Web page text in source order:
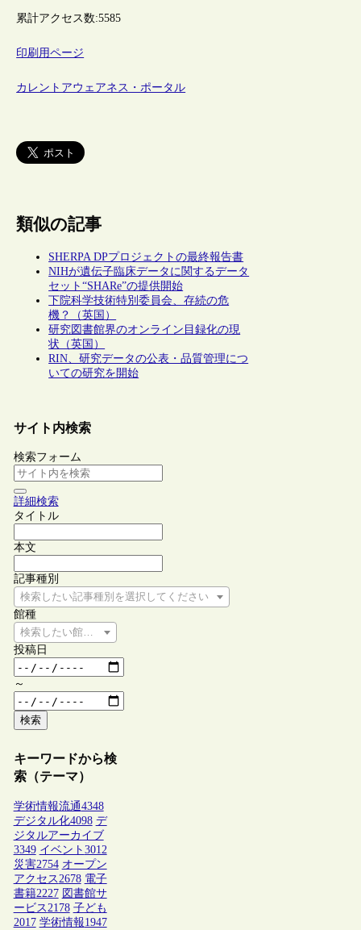
累計アクセス数:5585
印刷用ページ
カレントアウェアネス・ポータル
類似の記事
SHERPA DPプロジェクトの最終報告書
NIHが遺伝子臨床データに関するデータ
セット“SHARe”の提供開始
下院科学技術特別委員会、存続の危
機？（英国）
研究図書館界のオンライン目録化の現
状（英国）
RIN、研究データの公表・品質管理につ
いての研究を開始
サイト内検索
検索フォーム
詳細検索
タイトル
本文
記事種別
検索したい記事種別を選択してください
館種
検索したい館種を選択してください
投稿日
～
検索
キーワードから検
索（テーマ）
学術情報流通4348
デジタル化4098 デ
ジタルアーカイブ
3349 イベント 3012
災害2754 オープン
アクセス 2678 電子
書籍2227 図書館サ
ービス 2178 子ども
2017 学術情報1947